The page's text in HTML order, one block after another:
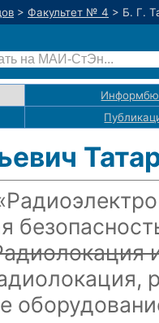
> Факультет № 4 > Б. Г.